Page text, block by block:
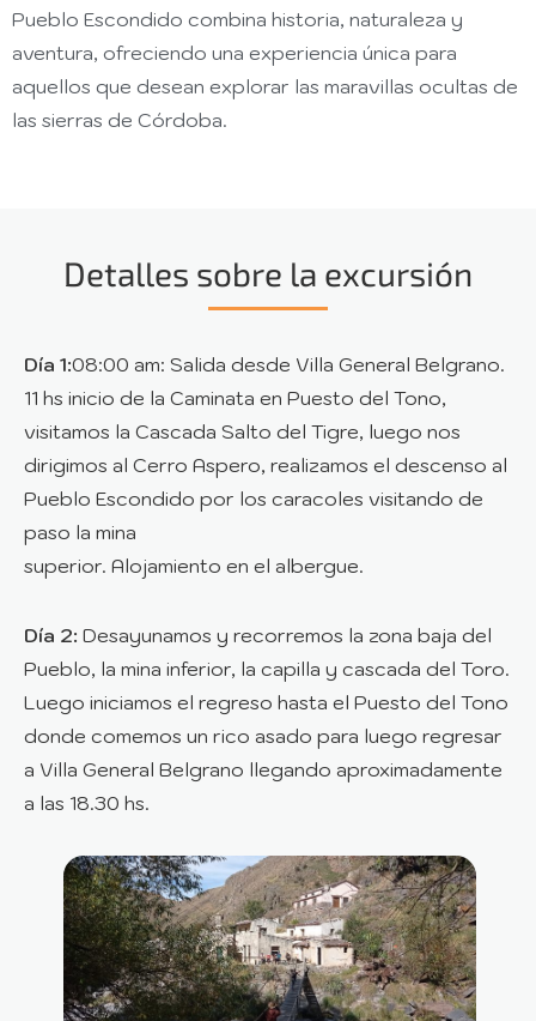
Pueblo Escondido combina historia, naturaleza y
aventura, ofreciendo una experiencia única para
aquellos que desean explorar las maravillas ocultas de
las sierras de Córdoba.
Detalles sobre la excursión
Día 1:08:00 am: Salida desde Villa General Belgrano.
11 hs inicio de la Caminata en Puesto del Tono,
visitamos la Cascada Salto del Tigre, luego nos
dirigimos al Cerro Aspero, realizamos el descenso al
Pueblo Escondido por los caracoles visitando de
paso la mina
superior. Alojamiento en el albergue.
Día 2: Desayunamos y recorremos la zona baja del
Pueblo, la mina inferior, la capilla y cascada del Toro.
Luego iniciamos el regreso hasta el Puesto del Tono
donde comemos un rico asado para luego regresar
a Villa General Belgrano llegando aproximadamente
a las 18.30 hs.